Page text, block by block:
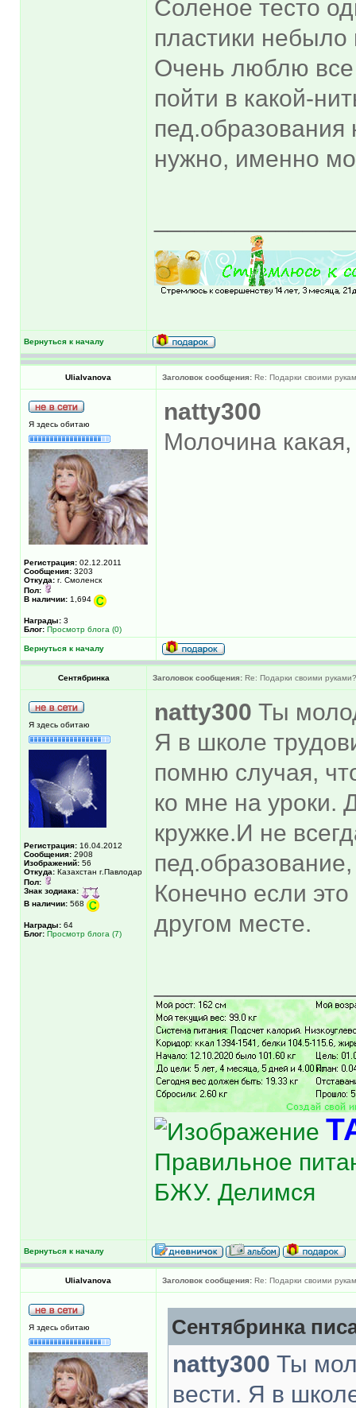
Соленое тесто
пластики небыло
Очень люблю
пойти в какой-
пед.образования
нужно, именно
Вернуться к началу
UliaIvanova Заголовок сообщения: Re: Подарки своими
Я здесь обитаю
Регистрация: 02.12.2011
Сообщения: 3203
Откуда: г. Смоленск
Пол:
В наличии: 1,694
Награды: 3
Блог: Просмотр блога (0)
natty300
Молочина
Вернуться к началу
Сентябринка Заголовок сообщения: Re: Подарки своими руками?
Я здесь обитаю
Регистрация: 16.04.2012
Сообщения: 2908
Изображений: 56
Откуда: Казахстан г.Павлодар
Пол:
Знак зодиака:
В наличии: 568
Награды: 64
Блог: Просмотр блога (7)
natty300 Ты
Я в школе
помню случая,
ко мне на уроки.
кружке.И не
Конечно если
другом месте.
Правильное
БЖУ. Делимся
Вернуться к началу
UliaIvanova Заголовок сообщения: Re: Подарки своими
Я здесь обитаю Сентябринка
natty300 Ты
вести. Я в